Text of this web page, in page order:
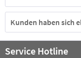
Kunden haben sich
Service Hotline